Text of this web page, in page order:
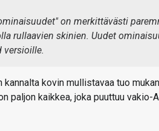
on merkittävästi
rullaavien skinien. Uudet
versioille.
kovin mullistavaa tuo
paljon kaikkea, joka puuttuu vakio-